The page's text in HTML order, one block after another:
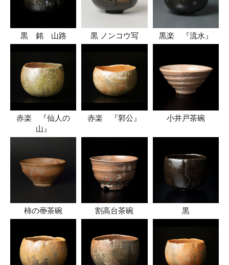
黒 銘 山路 黒 ノンコウ写 黒楽 『流水』
赤楽 『仙人の
山』
赤楽 『郭公』 小井戸茶碗
柿の蔕茶碗 割高台茶碗 黒